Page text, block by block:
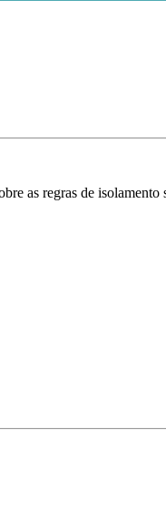
as regras de isolamento